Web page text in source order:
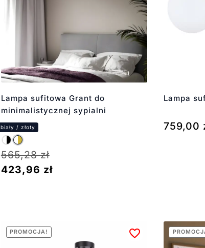
Lampa sufitowa Grant do
minimalistycznej sypialni
565,28zł
423,96 zł
Lampa
759,00
PROMOCJA!